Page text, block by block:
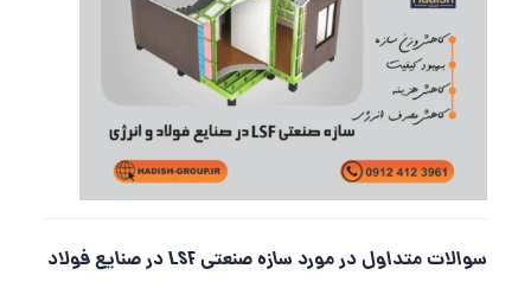
سوالات متداول در مورد سازه صنعتی LSF در صنایع فولاد